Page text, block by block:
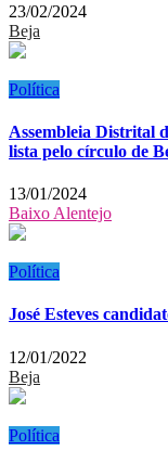
23/02/2024
Beja
Política
Assembleia Distrital
lista pelo círculo de
13/01/2024
Baixo Alentejo
Política
José Esteves
12/01/2022
Beja
Política